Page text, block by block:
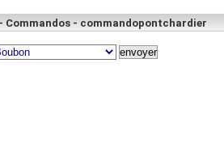
Commandos - commandopontchardier